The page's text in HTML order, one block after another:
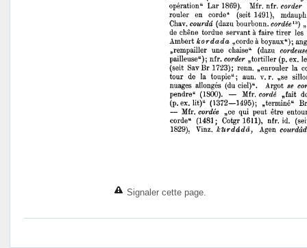
Signaler cette page.